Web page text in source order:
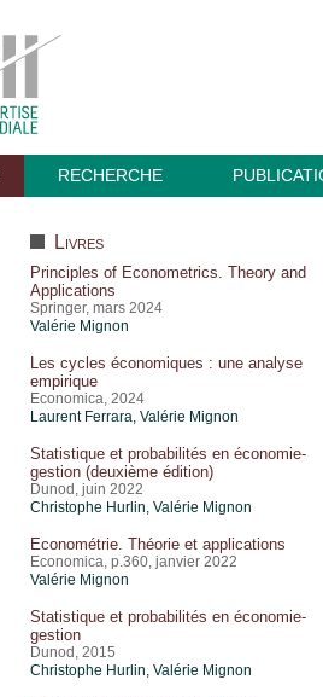
RECHERCHE
Livres
Principles of Econometrics. Theory and
Applications
Springer, mars 2024
Valérie Mignon
Les cycles économiques : une analyse
empirique
Economica, 2024
Laurent Ferrara, Valérie Mignon
Statistique et probabilités en économie-
gestion (deuxième édition)
Dunod, juin 2022
Christophe Hurlin, Valérie Mignon
Econométrie. Théorie et applications
Economica, p.360, janvier 2022
Valérie Mignon
Statistique et probabilités en économie-
gestion
Dunod, 2015
Christophe Hurlin, Valérie Mignon